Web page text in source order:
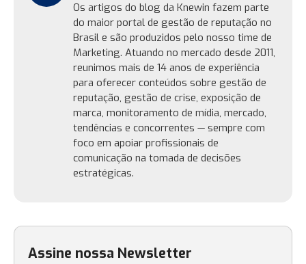
Assine nossa Newsletter
Os artigos do blog da Knewin fazem parte
do maior portal de gestão de reputação no
Brasil e são produzidos pelo nosso time de
Marketing. Atuando no mercado desde 2011,
reunimos mais de 14 anos de experiência
para oferecer conteúdos sobre gestão de
reputação, gestão de crise, exposição de
marca, monitoramento de mídia, mercado,
tendências e concorrentes — sempre com
foco em apoiar profissionais de
comunicação na tomada de decisões
estratégicas.